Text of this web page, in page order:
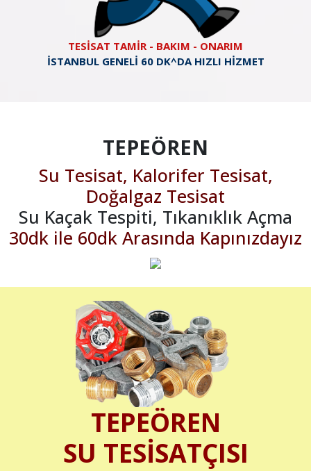
TESİSAT TAMİR - BAKIM - ONARIM
İSTANBUL GENELİ 60 DK^DA HIZLI HİZMET
TEPEÖREN
Su Tesisat, Kalorifer Tesisat,
Doğalgaz Tesisat
Su Kaçak Tespiti, Tıkanıklık Açma
30dk ile 60dk Arasında Kapınızdayız
TEPEÖREN
SU TESİSATÇISI